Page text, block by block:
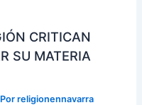
CRITICAN
SU MATERIA
religionennavarra